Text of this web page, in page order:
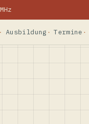
Ausbildung Termine